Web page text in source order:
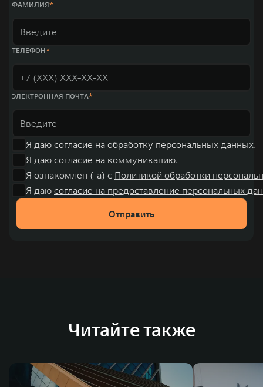
ФАМИЛИЯ
ТЕЛЕФОН
ЭЛЕКТРОННАЯ ПОЧТА
Я даю согласие на обработку персональных данных.
Я даю согласие на коммуникацию.
Я ознакомлен (-а) с Политикой обработки
Я даю согласие на предоставление персональных
Отправить
Читайте также